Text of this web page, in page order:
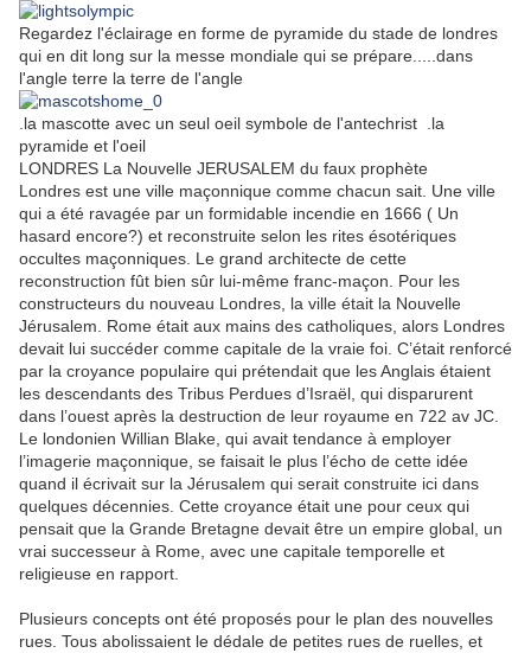
Regardez l'éclairage en forme de pyramide du stade de londres
qui en dit long sur la messe mondiale qui se prépare.....dans
l'angle terre la terre de l'angle
.la mascotte avec un seul oeil symbole de l'antechrist .la
pyramide et l'oeil
LONDRES La Nouvelle JERUSALEM du faux prophète
Londres est une ville maçonnique comme chacun sait. Une ville
qui a été ravagée par un formidable incendie en 1666 ( Un
hasard encore?) et reconstruite selon les rites ésotériques
occultes maçonniques. Le grand architecte de cette
reconstruction fût bien sûr lui-même franc-maçon. Pour les
constructeurs du nouveau Londres, la ville était la Nouvelle
Jérusalem. Rome était aux mains des catholiques, alors Londres
devait lui succéder comme capitale de la vraie foi. C’était renforcé
par la croyance populaire qui prétendait que les Anglais étaient
les descendants des Tribus Perdues d’Israël, qui disparurent
dans l’ouest après la destruction de leur royaume en 722 av JC.
Le londonien Willian Blake, qui avait tendance à employer
l’imagerie maçonnique, se faisait le plus l’écho de cette idée
quand il écrivait sur la Jérusalem qui serait construite ici dans
quelques décennies. Cette croyance était une pour ceux qui
pensait que la Grande Bretagne devait être un empire global, un
vrai successeur à Rome, avec une capitale temporelle et
religieuse en rapport.
Plusieurs concepts ont été proposés pour le plan des nouvelles
rues. Tous abolissaient le dédale de petites rues de ruelles, et